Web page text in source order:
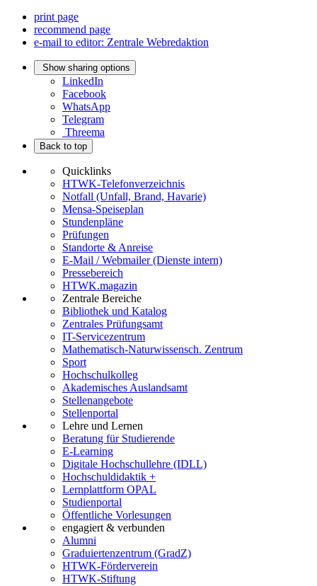
print page
recommend page
e-mail to editor: Zentrale Webredaktion
Show sharing options
LinkedIn
Facebook
WhatsApp
Telegram
Threema
Back to top
Quicklinks
HTWK-Telefonverzeichnis
Notfall (Unfall, Brand, Havarie)
Mensa-Speiseplan
Stundenpläne
Prüfungen
Standorte & Anreise
E-Mail / Webmailer (Dienste intern)
Pressebereich
HTWK.magazin
Zentrale Bereiche
Bibliothek und Katalog
Zentrales Prüfungsamt
IT-Servicezentrum
Mathematisch-Naturwissensch. Zentrum
Sport
Hochschulkolleg
Akademisches Auslandsamt
Stellenangebote
Stellenportal
Lehre und Lernen
Beratung für Studierende
E-Learning
Digitale Hochschullehre (IDLL)
Hochschuldidaktik +
Lernplattform OPAL
Studienportal
Öffentliche Vorlesungen
engagiert & verbunden
Alumni
Graduiertenzentrum (GradZ)
HTWK-Förderverein
HTWK-Stiftung